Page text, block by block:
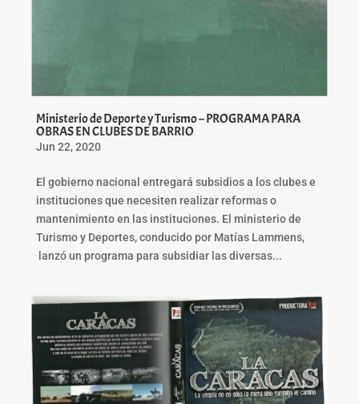
Ministerio de Deporte y Turismo – PROGRAMA PARA
OBRAS EN CLUBES DE BARRIO
Jun 22, 2020
El gobierno nacional entregará subsidios a los clubes e
instituciones que necesiten realizar reformas o
mantenimiento en las instituciones. El ministerio de
Turismo y Deportes, conducido por Matías Lammens,
lanzó un programa para subsidiar las diversas...